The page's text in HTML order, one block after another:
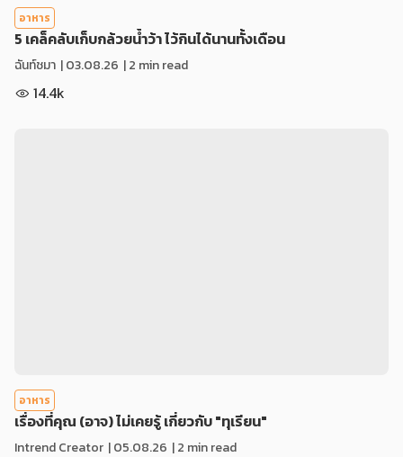
อาหาร
5 เคล็คลับเก็บกล้วยน้ำว้า ไว้กินได้นานทั้งเดือน
ฉันท์ชมา |03.08.26 | 2 min read
14.4k
อาหาร
เรื่องที่คุณ (อาจ) ไม่เคยรู้ เกี่ยวกับ "ทุเรียน"
Intrend Creator |05.08.26 | 2 min read